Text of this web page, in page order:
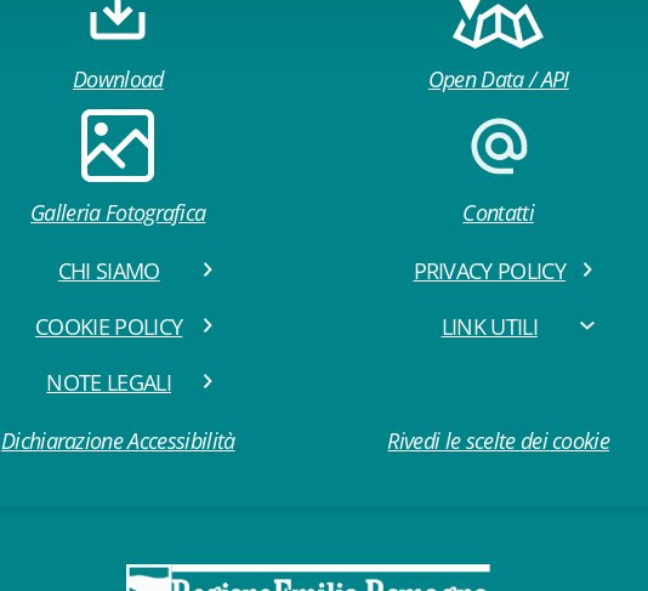
Download Open Data / API
Galleria Fotografica
Contatti
CHI SIAMO
PRIVACY POLICY
COOKIE POLICY
LINK UTILI
NOTE LEGALI
Dichiarazione Accessibilità
Rivedi le scelte dei cookie